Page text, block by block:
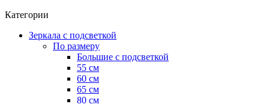
Категории
Зеркала с подсветкой
По размеру
Большие с подсветкой
55 см
60 см
65 см
80 см